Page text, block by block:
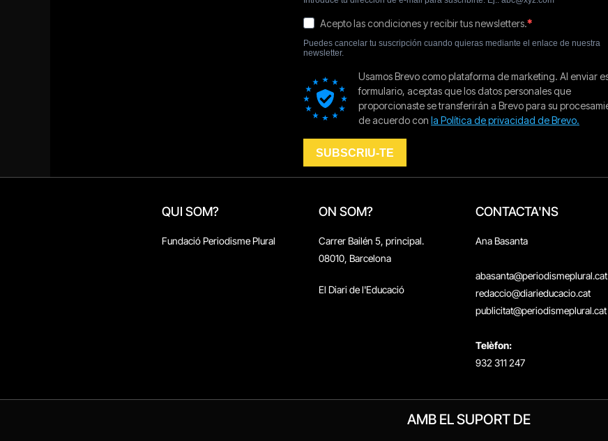
QUI SOM?
Fundació Periodisme Plural
ON SOM?
Carrer Bailén 5, principal.
08010, Barcelona
El Diari de l'Educació
CONTACTA'NS
Ana Basanta
abasanta@periodismeplural.cat
redaccio@diarieducacio.cat
publicitat@periodismeplural.cat
Telèfon:
932 311 247
AMB EL SUPORT DE